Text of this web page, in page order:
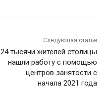
Следующая статья
24 тысячи жителей столицы
нашли работу с помощью
центров занятости с
начала 2021 года